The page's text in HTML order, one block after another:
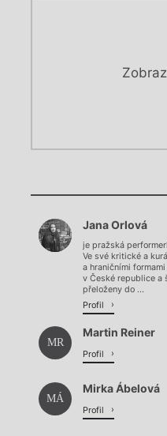
Jana Orlová
je pražská
Ve své kritické a
a hraničními
v České republice a
přeloženy do ...
Profil
MR
Martin Reiner
Profil
MÁ
Mirka Ábelová
Profil